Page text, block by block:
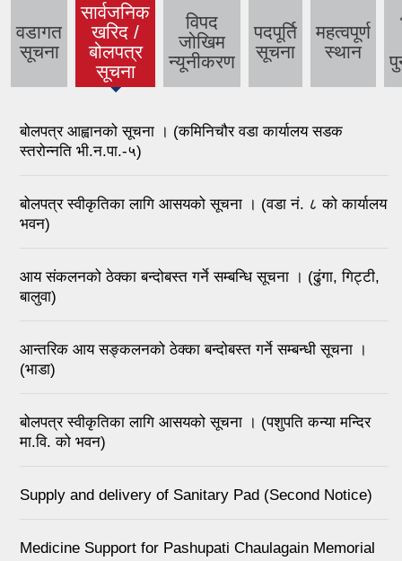
वडागत
सूचना
सार्वजनिक
खरिद /
बोलपत्र
सूचना
विपद
जोखिम
न्यूनीकरण
पदपूर्ति
सूचना
महत्वपूर्ण
स्थान
बोलपत्र आह्वानको सूचना । (कमिनिचौर वडा कार्यालय सडक
स्तरोन्नति भी.न.पा.-५)
बोलपत्र स्वीकृतिका लागि आसयको सूचना । (वडा नं. ८ को कार्यालय
भवन)
आय संकलनको ठेक्का बन्दोबस्त गर्ने सम्बन्धि सूचना । (ढुंगा, गिट्टी,
बालुवा)
आन्तरिक आय सङ्कलनको ठेक्का बन्दोबस्त गर्ने सम्बन्धी सूचना ।
(भाडा)
बोलपत्र स्वीकृतिका लागि आसयको सूचना । (पशुपति कन्या मन्दिर
मा.वि. को भवन)
Supply and delivery of Sanitary Pad (Second Notice)
Medicine Support for Pashupati Chaulagain Memorial